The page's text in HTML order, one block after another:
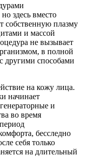
здесь вместо
собственную плазму
и массой
не вызывает
в полной
другими способами
на кожу лица.
начинает
и
во время
бесследно
себя только
на длительный